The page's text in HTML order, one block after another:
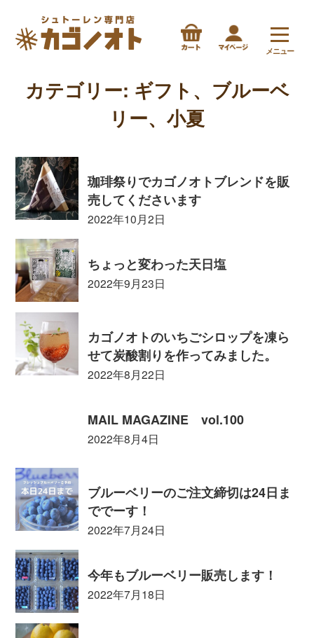
メニュー
カテゴリー: ギフト、ブルーベ
リー、小夏
珈琲祭りでカゴノオトブレンドを販
売してくださいます
2022年10月2日
ちょっと変わった天日塩
2022年9月23日
カゴノオトのいちごシロップを凍ら
せて炭酸割りを作ってみました。
2022年8月22日
MAIL MAGAZINE vol.100
2022年8月4日
ブルーベリーのご注文締切は24日ま
ででーす！
2022年7月24日
今年もブルーベリー販売します！
2022年7月18日